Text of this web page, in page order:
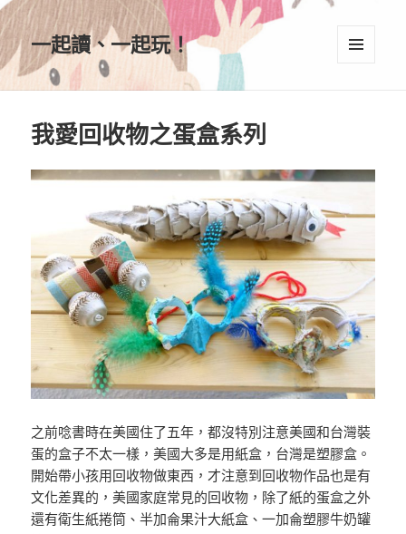
一起讀、一起玩！
我愛回收物之蛋盒系列
之前唸書時在美國住了五年，都沒特別注意美國和台灣裝
蛋的盒子不太一樣，美國大多是用紙盒，台灣是塑膠盒。
開始帶小孩用回收物做東西，才注意到回收物作品也是有
文化差異的，美國家庭常見的回收物，除了紙的蛋盒之外
還有衛生紙捲筒、半加侖果汁大紙盒、一加侖塑膠牛奶罐